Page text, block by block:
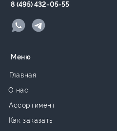
8 (495) 432-05-55
Главная
Меню
О нас
Ассортимент
Как заказать